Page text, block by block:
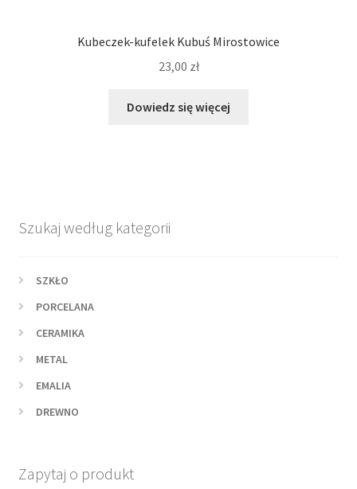
Kubeczek-kufelek Kubuś Mirostowice
23,00 zł
Dowiedz się więcej
Szukaj według kategorii
SZKŁO
PORCELANA
CERAMIKA
METAL
EMALIA
DREWNO
Zapytaj o produkt